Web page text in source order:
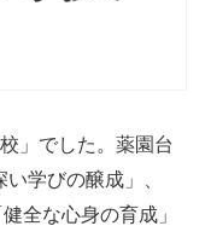
」でした。薬園台
学びの醸成」、
全な心身の育成」